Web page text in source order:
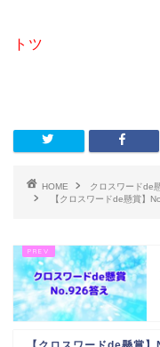
トツ
HOME クロスワードde
【クロスワードde懸賞】